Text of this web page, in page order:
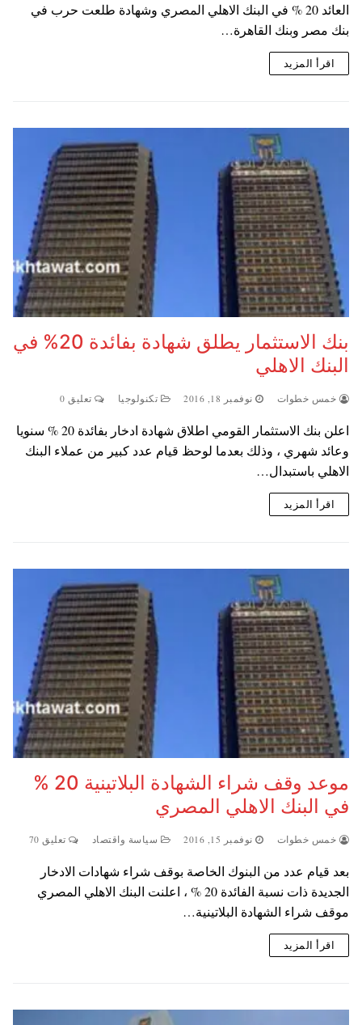
العائد 20 % في البنك الاهلي المصري وشهادة طلعت حرب في
بنك مصر وبنك القاهرة…
اقرأ المزيد
بنك الاستثمار يطلق شهادة بفائدة 20% في
البنك الاهلي
خمس خطوات نوفمبر 18, 2016 تكنولوجيا تعليق 0
اعلن بنك الاستثمار القومي اطلاق شهادة ادخار بفائدة 20 % سنويا
وعائد شهري ، وذلك بعدما لوحظ قيام عدد كبير من عملاء البنك
الاهلي باستبدال…
اقرأ المزيد
موعد وقف شراء الشهادة البلاتينية 20 %
في البنك الاهلي المصري
خمس خطوات نوفمبر 15, 2016 سياسة واقتصاد تعليق 70
بعد قيام عدد من البنوك الخاصة بوقف شراء شهادات الادخار
الجديدة ذات نسبة الفائدة 20 % ، اعلنت البنك الاهلي المصري
موقف شراء الشهادة البلاتينية…
اقرأ المزيد